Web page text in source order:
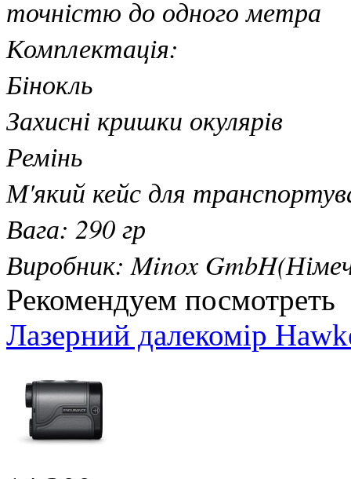
точністю до одного метра
Комплектація:
Бінокль
Захисні кришки окулярів
Ремінь
М'який кейс для
Вага: 290 гр
Виробник: Minox
Рекомендуем посмотреть
Лазерний далекомір